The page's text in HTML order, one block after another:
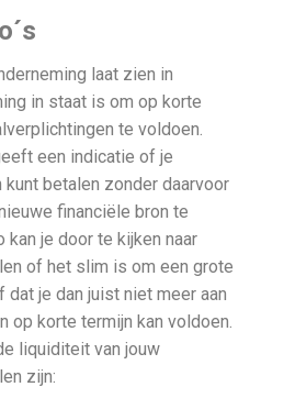
laat zien in
in staat is om op korte
te voldoen.
een indicatie of je
betalen zonder daarvoor
financiële bron te
kan je door te kijken naar
of het slim is om een grote
je dan juist niet meer aan
op korte termijn kan voldoen.
liquiditeit van jouw
zijn: